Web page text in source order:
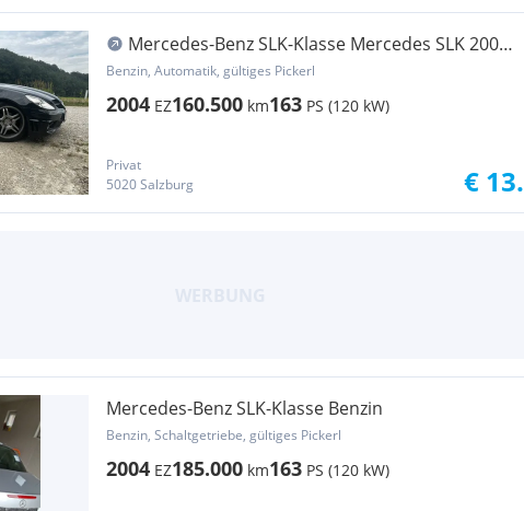
Mercedes-Benz SLK-Klasse Mercedes SLK 200
Kompressor Aut. AMG Line
Benzin, Automatik, gültiges Pickerl
2004 EZ160.500 km163 PS (120 kW)
Privat
5020 Salzburg
€
Mercedes-Benz SLK-Klasse Benzin
Benzin, Schaltgetriebe, gültiges Pickerl
2004 EZ185.000 km163 PS (120 kW)